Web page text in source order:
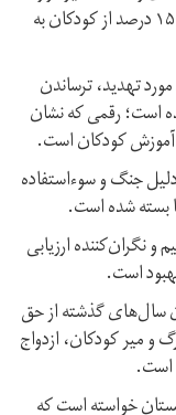
می‌دهند. این سازمان در گزارشش نشان داده که ۱۵ درصد از کودکان به
در پنج ماه اول سال گذشته میلادی بیش از ۸۷۰ مورد تهدید، ترساندن
است؛ رقمی که نشان
آموزش کودکان است.
جنگ و سوءاستفاده
بسته شده است.
نگران‌کننده ارزیابی
است.
در جریان سال‌های گذشته از حق
و میر کودکان، ازدواج
است.